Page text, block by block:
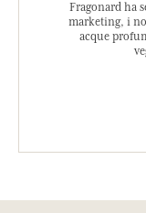
Fragonard ha
marketing, i
acque